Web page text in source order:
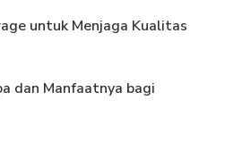
untuk Menjaga Kualitas
dan Manfaatnya bagi